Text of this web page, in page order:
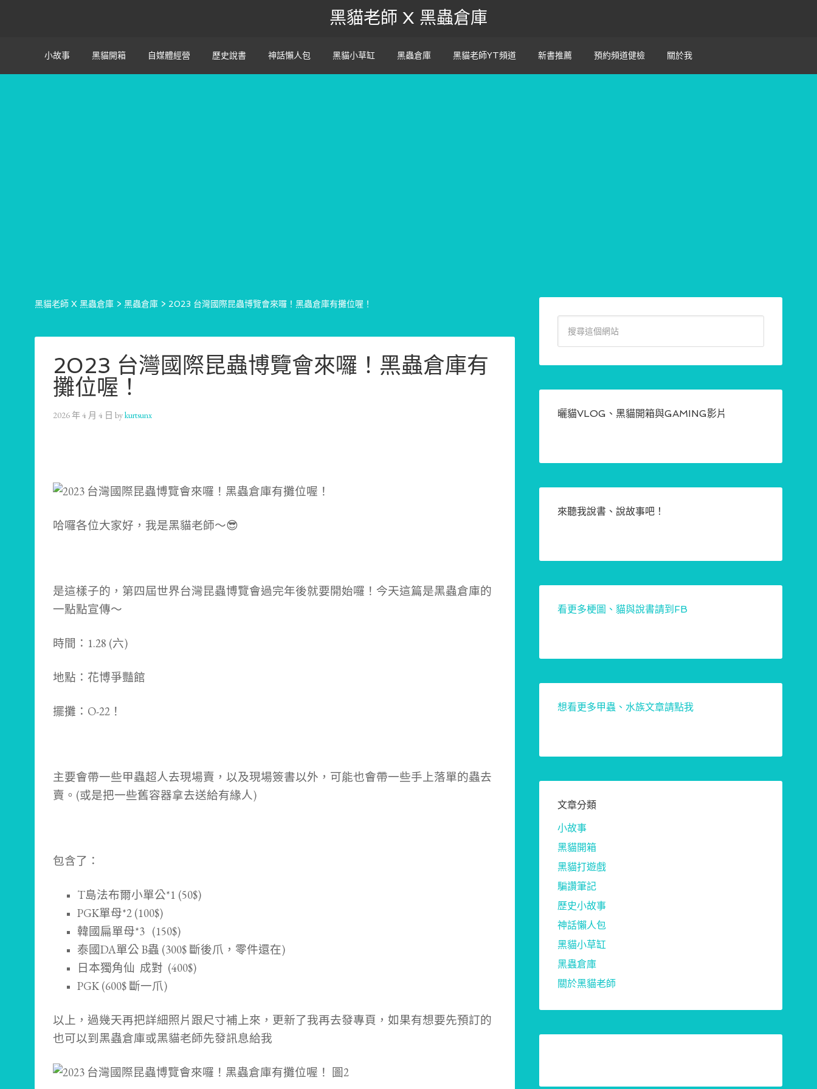
黑貓老師 X 黑蟲倉庫
小故事 黑貓開箱 自媒體經營 歷史說書 神話懶人包 黑貓小草缸 黑蟲倉庫 黑貓老師YT頻道 新書推薦 預約頻道健檢 關於我
黑貓老師 X 黑蟲倉庫 > 黑蟲倉庫 > 2023 台灣國際昆蟲博覽會來囉！黑蟲倉庫有攤位喔！
2023 台灣國際昆蟲博覽會來囉！黑蟲倉庫有
攤位喔！
2026 年 4 月 4 日 bykurtsunx
哈囉各位大家好，我是黑貓老師～😎
是這樣子的，第四屆世界台灣昆蟲博覽會過完年後就要開始囉！今天這篇是黑蟲倉庫的
一點點宣傳～
時間：1.28 (六)
地點：花博爭豔館
擺攤：O-22！
主要會帶一些甲蟲超人去現場賣，以及現場簽書以外，可能也會帶一些手上落單的蟲去
賣。(或是把一些舊容器拿去送給有緣人)
包含了：
T島法布爾小單公*1 (50$)
PGK單母*2 (100$)
韓國扁單母*3 (150$)
泰國DA單公 B蟲 (300$ 斷後爪，零件還在)
日本獨角仙 成對 (400$)
PGK (600$ 斷一爪)
以上，過幾天再把詳細照片跟尺寸補上來，更新了我再去發專頁，如果有想要先預訂的
也可以到黑蟲倉庫或黑貓老師先發訊息給我
曬貓VLOG、黑貓開箱與GAMING影片
來聽我說書、說故事吧！
看更多梗圖、貓與說書請到FB
想看更多甲蟲、水族文章請點我
文章分類
小故事
黑貓開箱
黑貓打遊戲
騙讚筆記
歷史小故事
神話懶人包
黑貓小草缸
黑蟲倉庫
關於黑貓老師